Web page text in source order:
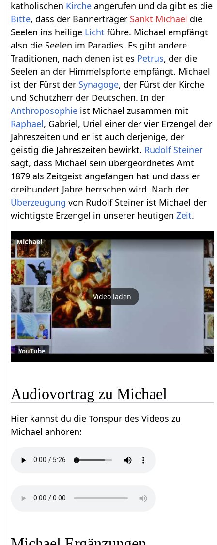
katholischen Kirche angerufen und da gibt es die
Bitte, dass der Bannerträger Sankt Michael die
Seelen ins heilige Licht führe. Michael empfängt
also die Seelen im Paradies. Es gibt andere
Traditionen, nach denen ist es Petrus, der die
Seelen an der Himmelspforte empfängt. Michael
ist der Fürst der Synagoge, der Fürst der Kirche
und Schutzherr der Deutschen. In der
Anthroposophie ist Michael zusammen mit
Raphael, Gabriel, Uriel einer der vier Erzengel der
Jahreszeiten und er ist auch derjenige, der
geistig die Jahreszeiten bewirkt. Rudolf Steiner
sagt, dass Michael sein übergeordnetes Amt
1879 als Zeitgeist angefangen hat und dass er
dreihundert Jahre herrschen wird. Nach der
Überzeugung von Rudolf Steiner ist Michael der
wichtigste Erzengel in unserer heutigenZeit.
Michael
Video laden
YouTube
Audiovortrag zu Michael
Hier kannst du die Tonspur des Videos zu
Michael anhören: